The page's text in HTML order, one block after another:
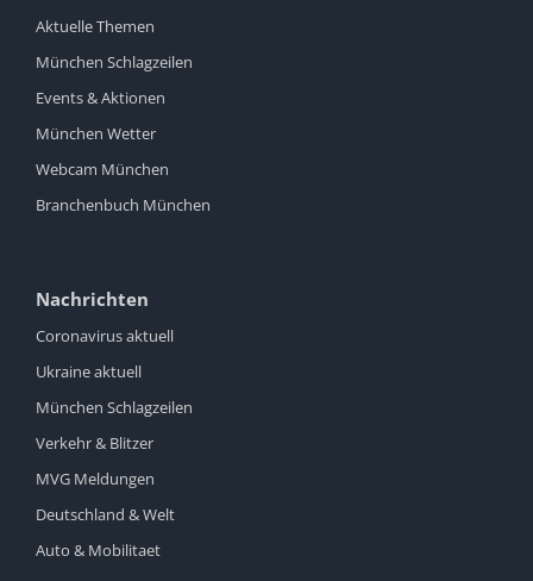
Aktuelle Themen
München Schlagzeilen
Events & Aktionen
München Wetter
Webcam München
Branchenbuch München
Nachrichten
Coronavirus aktuell
Ukraine aktuell
München Schlagzeilen
Verkehr & Blitzer
MVG Meldungen
Deutschland & Welt
Auto & Mobilitaet